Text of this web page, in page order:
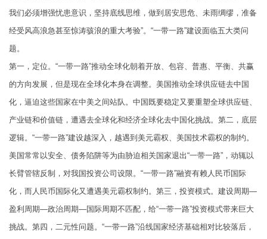
我们必须增强忧患意识，坚持底线思维，做到居安思危、未雨绸缪，准备
经受风高浪急甚至惊涛骇浪的重大考验”。“一带一路”建设面临五大类问
题。
第一，定位。“一带一路”推动全球化朝着开放、包容、普惠、平衡、共赢
的方向发展，但是现在全球化本身在调整。美国推动全球供应链去中国
化，逼迫这些国家在中美之间站队。中国既要稳定又要重塑全球供应链、
产业链和价值链，遭遇去全球化和经济全球化去中国化挑战。第二，底层
逻辑。“一带一路”建设越深入，越遇到美元霸权、美国技术霸权的制约。
美国常常以安全、债务陷阱等为由胁迫相关国家退出“一带一路”，动辄以
长臂管辖反制，对我国投资公司设限。“一带一路”融资有赖人民币国际
化，而人民币国际化又遭遇美元霸权制约。第三，投资模式。建设周期—
盈利周期—政治周期—国际周期不匹配，给“一带一路”投资模式带来巨大
挑战。第四，二元性问题。“一带一路”沿线国家经济基础相对比较落后，